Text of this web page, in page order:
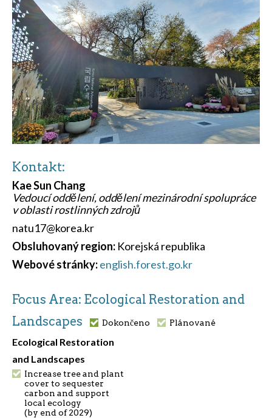
Kontakt:
Kae Sun Chang
Vedoucí oddělení, oddělení mezinárodní spolupráce
v oblasti rostlinných zdrojů
natu17@korea.kr
Obsluhovaný region: Korejská republika
Webové stránky:english.forest.go.kr
Focus Area: Ecological Restoration and
Landscapes
Dokončeno Plánované
Ecological Restoration
and Landscapes
Increase tree and plant
cover to sequester
carbon and support
local ecology
(by end of 2029)